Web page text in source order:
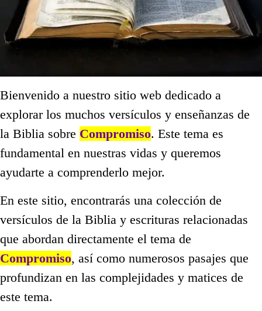
Bienvenido a nuestro sitio web dedicado a
explorar los muchos versículos y enseñanzas de
la Biblia sobre Compromiso. Este tema es
fundamental en nuestras vidas y queremos
ayudarte a comprenderlo mejor.
En este sitio, encontrarás una colección de
versículos de la Biblia y escrituras relacionadas
que abordan directamente el tema de
Compromiso, así como numerosos pasajes que
profundizan en las complejidades y matices de
este tema.